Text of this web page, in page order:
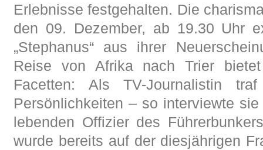
Erlebnisse festgehalten. Die
den 09. Dezember, ab 19.30 Uhr
„Stephanus“ aus ihrer
Reise von Afrika nach Trier
Facetten: Als TV-Journalistin
Persönlichkeiten – so interviewte
lebenden Offizier des
wurde bereits auf der diesjährigen